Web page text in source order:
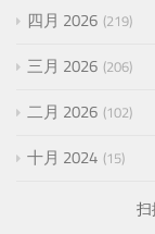
四月 2026 219
三月 2026 206
二月 2026 102
十月 2024 15